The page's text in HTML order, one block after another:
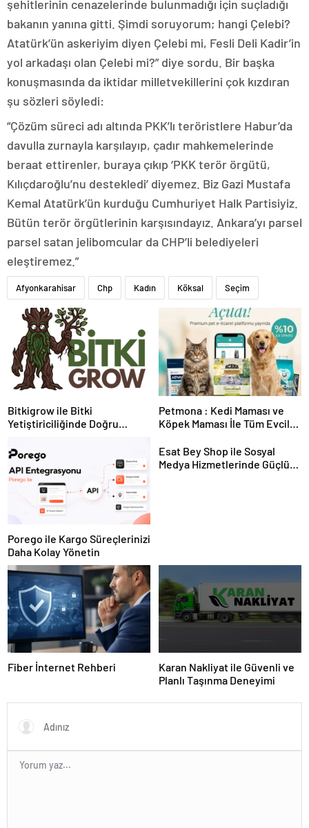
şehitlerinin cenazelerin­de bulunmadığı için suçladığı
bakanın yanına gitti. Şimdi soruyorum; hangi Çelebi?
Atatürk’ün askeriyim diyen Çe­lebi mi, Fesli Deli Kadir’in
yol arkadaşı olan Çelebi mi?” diye sordu. Bir başka
konuşmasında da iktidar milletvekilleri­ni çok kızdıran
şu sözleri söyledi:
“Çözüm süreci adı altında PKK’lı te­röristlere Habur’da
davulla zurnayla karşılayıp, çadır mahkemelerinde
beraat ettirenler, buraya çıkıp ‘PKK terör örgütü,
Kılıçdaroğlu’nu destekle­di’ diyemez. Biz Gazi Mustafa
Kemal Atatürk’ün kurduğu Cumhuriyet Halk Partisiyiz.
Bütün terör örgütlerinin karşısındayız. Ankara’yı parsel
parsel satan jelibomcular da CHP’li belediye­leri
eleştiremez.”
Afyonkarahisar Chp Kadın Köksal Seçim
Bitkigrow ile Bitki
Yetiştiriciliğinde Doğru
Petmona : Kedi Maması ve
Köpek Maması İle Tüm Evcil
Porego ile Kargo Süreçlerinizi
Daha Kolay Yönetin
Esat Bey Shop ile Sosyal
Medya Hizmetlerinde Güçlü
Fiber İnternet Rehberi
Karan Nakliyat ile Güvenli ve
Planlı Taşınma Deneyimi